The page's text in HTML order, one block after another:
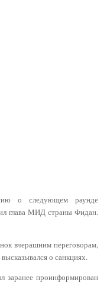
о следующем раунде
глава МИД страны Фидан.
вчерашним переговорам,
о санкциях.
заранее проинформирован